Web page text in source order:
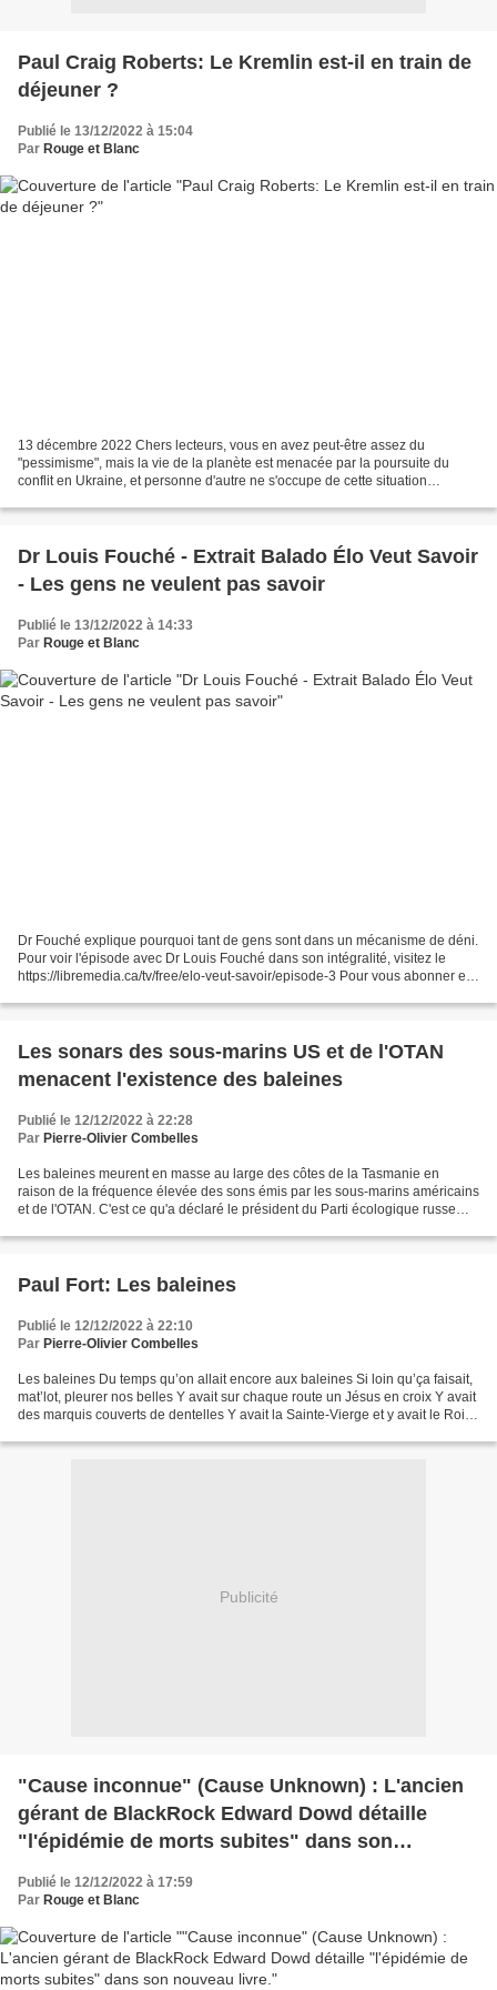
Paul Craig Roberts: Le Kremlin est-il en train de
déjeuner ?
Publié le 13/12/2022 à 15:04
Par Rouge et Blanc
13 décembre 2022 Chers lecteurs, vous en avez peut-être assez du
"pessimisme", mais la vie de la planète est menacée par la poursuite du
conflit en Ukraine, et personne d'autre ne s'occupe de cette situation
Dr Louis Fouché - Extrait Balado Élo Veut Savoir
- Les gens ne veulent pas savoir
Publié le 13/12/2022 à 14:33
Par Rouge et Blanc
Dr Fouché explique pourquoi tant de gens sont dans un mécanisme de déni.
Pour voir l'épisode avec Dr Louis Fouché dans son intégralité, visitez le
https://libremedia.ca/tv/free/elo-veut-savoir/episode-3 Pour vous abonner et
Les sonars des sous-marins US et de l'OTAN
menacent l'existence des baleines
Publié le 12/12/2022 à 22:28
Par Pierre-Olivier Combelles
Les baleines meurent en masse au large des côtes de la Tasmanie en
raison de la fréquence élevée des sons émis par les sous-marins américains
et de l'OTAN. C'est ce qu'a déclaré le président du Parti écologique russe
Paul Fort: Les baleines
Publié le 12/12/2022 à 22:10
Par Pierre-Olivier Combelles
Les baleines Du temps qu’on allait encore aux baleines Si loin qu’ça faisait,
mat’lot, pleurer nos belles Y avait sur chaque route un Jésus en croix Y avait
des marquis couverts de dentelles Y avait la Sainte-Vierge et y avait le Roi
Publicité
"Cause inconnue" (Cause Unknown) : L'ancien
gérant de BlackRock Edward Dowd détaille
"l'épidémie de morts subites" dans son
Publié le 12/12/2022 à 17:59
Par Rouge et Blanc